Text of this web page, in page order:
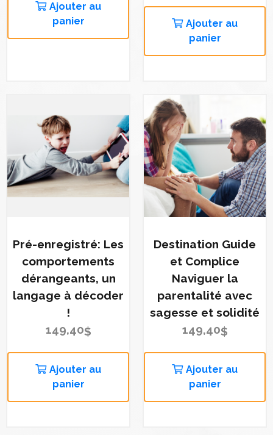
Ajouter au
panier
Ajouter au
panier
Pré-enregistré: Les
comportements
dérangeants, un
langage à décoder
!
149,40$
Ajouter au
panier
Destination Guide
et Complice
Naviguer la
parentalité avec
sagesse et solidité
149,40$
Ajouter au
panier